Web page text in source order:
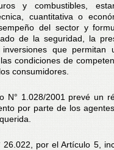
y combustibles,
cuantitativa o
del sector y
de la seguridad, la
que permitan
condiciones de
consumidores.
N° 1.028/2001 prevé un
por parte de los
26.022, por el Artículo 5,